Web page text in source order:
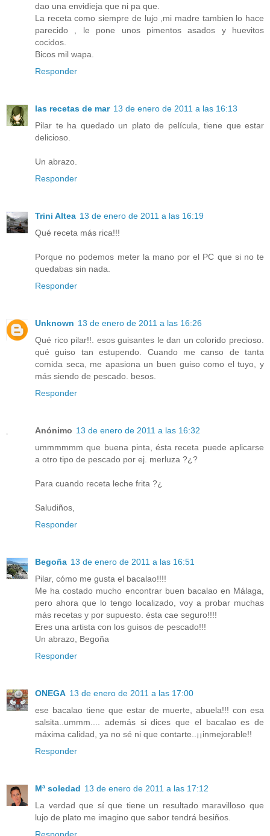
dao una envidieja que ni pa que.
La receta como siempre de lujo ,mi madre tambien lo hace
parecido , le pone unos pimentos asados y huevitos
cocidos.
Bicos mil wapa.
Responder
las recetas de mar 13 de enero de 2011 a las 16:13
Pilar te ha quedado un plato de película, tiene que estar
delicioso.
Un abrazo.
Responder
Trini Altea 13 de enero de 2011 a las 16:19
Qué receta más rica!!!
Porque no podemos meter la mano por el PC que si no te
quedabas sin nada.
Responder
Unknown 13 de enero de 2011 a las 16:26
Qué rico pilar!!. esos guisantes le dan un colorido precioso.
qué guiso tan estupendo. Cuando me canso de tanta
comida seca, me apasiona un buen guiso como el tuyo, y
más siendo de pescado. besos.
Responder
Anónimo 13 de enero de 2011 a las 16:32
ummmmmm que buena pinta, ésta receta puede aplicarse
a otro tipo de pescado por ej. merluza ?¿?
Para cuando receta leche frita ?¿
Saludiños,
Responder
Begoña 13 de enero de 2011 a las 16:51
Pilar, cómo me gusta el bacalao!!!!
Me ha costado mucho encontrar buen bacalao en Málaga,
pero ahora que lo tengo localizado, voy a probar muchas
más recetas y por supuesto. ésta cae seguro!!!!
Eres una artista con los guisos de pescado!!!
Un abrazo, Begoña
Responder
ONEGA 13 de enero de 2011 a las 17:00
ese bacalao tiene que estar de muerte, abuela!!! con esa
salsita..ummm.... además si dices que el bacalao es de
máxima calidad, ya no sé ni que contarte..¡¡inmejorable!!
Responder
Mª soledad 13 de enero de 2011 a las 17:12
La verdad que sí que tiene un resultado maravilloso que
lujo de plato me imagino que sabor tendrá besiños.